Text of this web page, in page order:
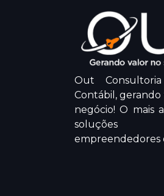
Out
Contábil, gerando
negócio! O mais
empreendedores